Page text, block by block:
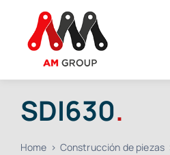
contenido
SDI630.
Home
Construcción de piezas